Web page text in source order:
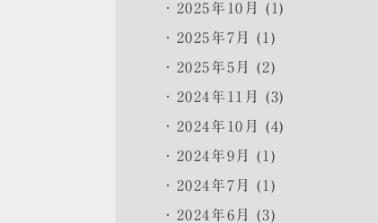
2025年10月 (1)
2025年7月 (1)
2025年5月 (2)
2024年11月 (3)
2024年10月 (4)
2024年9月 (1)
2024年7月 (1)
2024年6月 (3)